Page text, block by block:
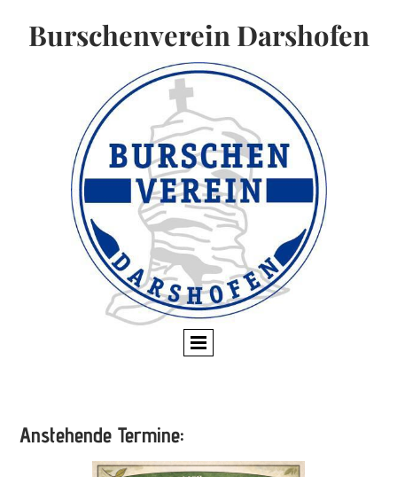
Burschenverein Darshofen
Anstehende Termine: